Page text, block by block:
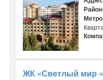
Район:
ЖК «Светлый мир